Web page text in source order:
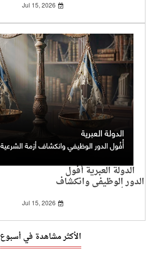
Jul 15, 2026
الدولة العبرية أُفُول
الدور الوظيفي وانكشاف
أزمة الشرعية
Jul 15, 2026
الأكثر مشاهدة في أسبوع